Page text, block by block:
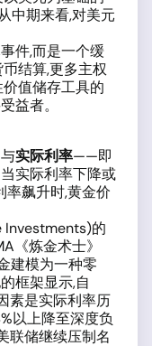
中期来看,对美元
件,而是一个缓
结算,更多主权
值储存工具的
益者。
实际利率——即
实际利率下降或
率飙升时,黄金价
Investments)的
《炼金术士》
建模为一种零
框架显示,自
素是实际利率历
以上降至深度负
联储继续压制名